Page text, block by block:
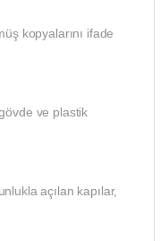
kopyalarını ifade
ve plastik
açılan kapılar,